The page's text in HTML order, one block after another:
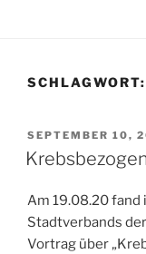
SCHLAGWORT:
VERÖFFENTLICHT
AM
SEPTEMBER 10,
Am 19.08.20 fand
Stadtverbands
Vortrag über